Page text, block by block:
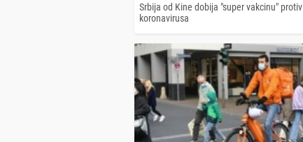
Srbija od Kine dobija "super vakcinu" protiv
koronavirusa